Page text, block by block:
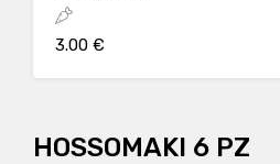
3.00 €
HOSSOMAKI 6 PZ